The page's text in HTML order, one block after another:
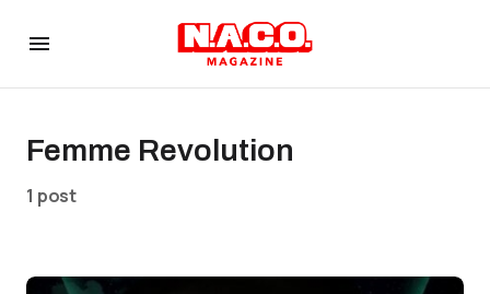
Femme Revolution
1 post